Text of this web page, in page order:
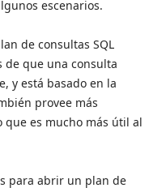
escenarios.
de consultas SQL
de que una consulta
y está basado en la
provee más
es mucho más útil al
para abrir un plan de